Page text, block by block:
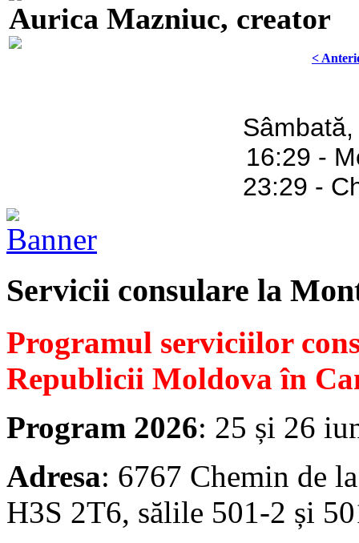
Aurica Mazniuc, creator
<
16:29 -
23:29 -
Servicii consulare la
Programul serviciilor
Republicii Moldova în
Program 2026: 25 și 26
Adresa: 6767 Chemin de
H3S 2T6, sălile 501-2 și